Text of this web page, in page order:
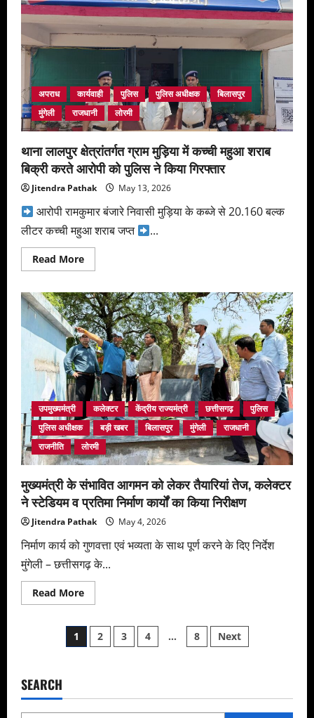
अपराध कार्यवाही पुलिस पुलिस अधीक्षक
बिलासपुर
मुंगेली
राजधानी लोरमी
थाना लालपुर क्षेत्रांतर्गत ग्राम मुड़िया में कच्ची महुआ शराब
बिक्री करते आरोपी को पुलिस ने किया गिरफ्तार
Jitendra Pathak May 13, 2026
आरोपी रामकुमार बंजारे निवासी मुड़िया के कब्जे से 20.160 बल्क
लीटर कच्ची महुआ शराब जप्त
...
Read MoreRead
more
लालपुर
क्षेत्रांतर्गत
ग्राम
मुड़िया
में
कच्ची
महुआ
शराब
बिक्री
करते
आरोपी
को
पुलिस
किया
गिरफ्तार
उपमुख्यमंत्री कलेक्टर केंद्रीय राज्यमंत्री छत्तीसगढ़
पुलिस
पुलिस अधीक्षक
बड़ी खबर बिलासपुर मुंगेली
राजधानी
राजनीति
लोरमी
मुख्यमंत्री के संभावित आगमन को लेकर तैयारियां तेज, कलेक्टर
ने स्टेडियम व प्रतिमा निर्माण कार्यों का किया निरीक्षण
Jitendra Pathak May 4, 2026
निर्माण कार्य को गुणवत्ता एवं भव्यता के साथ पूर्ण करने के दिए निर्देश
मुंगेली – छत्तीसगढ़ के...
Read MoreRead
more
के
संभावित
आगमन
कलेक्टर
ने
Posts
1 2 3 4 … 8 Next
SEARCH